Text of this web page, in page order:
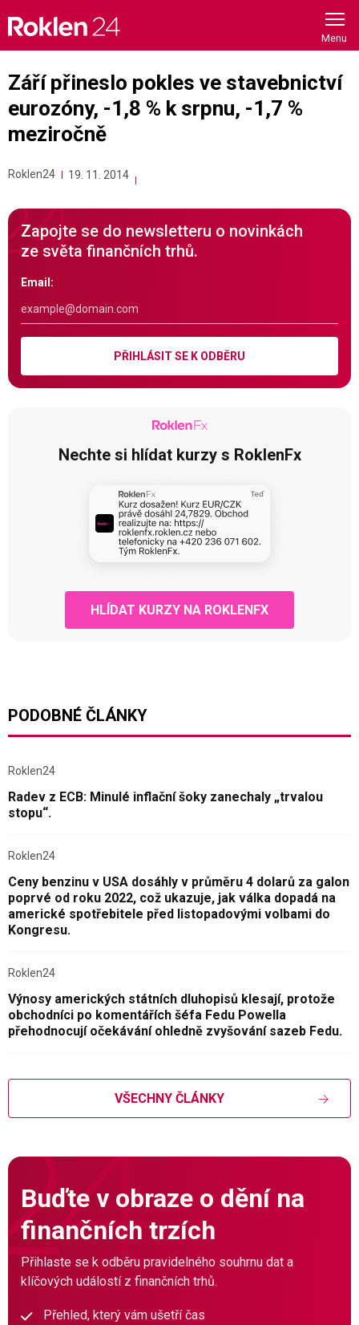
content
Září přineslo pokles ve stavebnictví
eurozóny, -1,8 % k srpnu, -1,7 %
meziročně
Roklen24 19. 11. 2014
Zapojte se do newsletteru o novinkách
ze světa finančních trhů.
Email:
PŘIHLÁSIT SE K ODBĚRU
Nechte si hlídat kurzy s RoklenFx
HLÍDAT KURZY NA ROKLENFX
PODOBNÉ ČLÁNKY
Roklen24
Radev z ECB: Minulé inflační šoky zanechaly „trvalou
stopu“.
Roklen24
Ceny benzinu v USA dosáhly v průměru 4 dolarů za galon
poprvé od roku 2022, což ukazuje, jak válka dopadá na
americké spotřebitele před listopadovými volbami do
Kongresu.
Roklen24
Výnosy amerických státních dluhopisů klesají, protože
obchodníci po komentářích šéfa Fedu Powella
přehodnocují očekávání ohledně zvyšování sazeb Fedu.
VŠECHNY ČLÁNKY
Buďte v obraze o dění na
finančních trzích
Přihlaste se k odběru pravidelného souhrnu dat a
klíčových událostí z finančních trhů.
Přehled, který vám ušetří čas